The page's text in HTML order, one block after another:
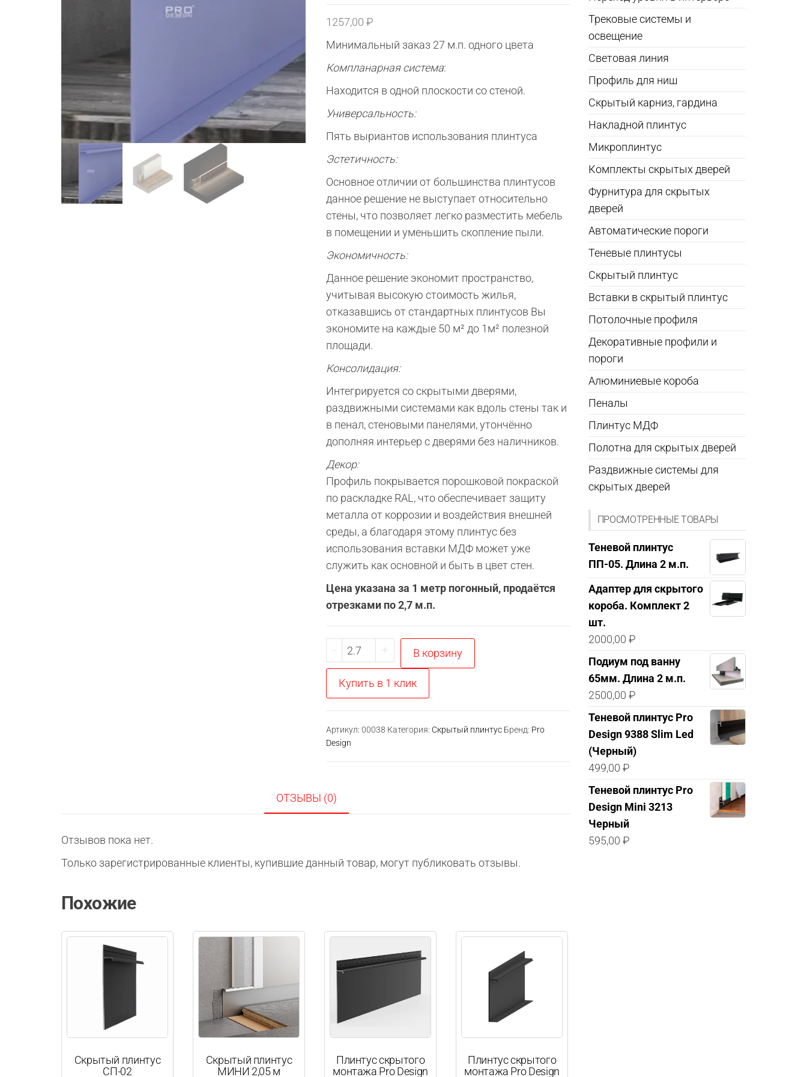
1257,00 ₽
Минимальный заказ 27 м.п. одного цвета
Компланарная система:
Находится в одной плоскости со стеной.
Универсальность:
Пять выриантов использования плинтуса
Эстетичность:
Основное отличии от большинства плинтусов
данное решение не выступает относительно
стены, что позволяет легко разместить мебель
в помещении и уменьшить скопление пыли.
Экономичность:
Данное решение экономит пространство,
учитывая высокую стоимость жилья,
отказавшись от стандартных плинтусов Вы
экономите на каждые 50 м² до 1м² полезной
площади.
Консолидация:
Интегрируется со скрытыми дверями,
раздвижными системами как вдоль стены так и
в пенал, стеновыми панелями, утончённо
дополняя интерьер с дверями без наличников.
Декор:
Профиль покрывается порошковой покраской
по раскладке RAL, что обеспечивает защиту
металла от коррозии и воздействия внешней
среды, а благодаря этому плинтус без
использования вставки МДФ может уже
служить как основной и быть в цвет стен.
Цена указана за 1 метр погонный, продаётся
отрезками по 2,7 м.п.
-
Количество
товара
Плинтус
скрытого
Pro
Design
по
+ В корзину
Купить в 1 клик
Артикул: 00038 Категория: Скрытый плинтус Бренд: Pro
Design
ОТЗЫВЫ (0)
Отзывов пока нет.
Только зарегистрированные клиенты, купившие данный товар, могут публиковать отзывы.
Похожие
Скрытый плинтус
СП-02
Скрытый плинтус
МИНИ 2,05 м
Плинтус скрытого
монтажа Pro Design
Плинтус скрытого
монтажа Pro Design
Трековые системы и
освещение
Световая линия
Профиль для ниш
Скрытый карниз, гардина
Накладной плинтус
Микроплинтус
Комплекты скрытых дверей
Фурнитура для скрытых
дверей
Автоматические пороги
Теневые плинтусы
Скрытый плинтус
Вставки в скрытый плинтус
Потолочные профиля
Декоративные профили и
пороги
Алюминиевые короба
Пеналы
Плинтус МДФ
Полотна для скрытых дверей
Раздвижные системы для
скрытых дверей
ПРОСМОТРЕННЫЕ ТОВАРЫ
Теневой плинтус
ПП-05. Длина 2 м.п.
Адаптер для скрытого
короба. Комплект 2
шт.
2000,00 ₽
Подиум под ванну
65мм. Длина 2 м.п.
2500,00 ₽
Теневой плинтус Pro
Design 9388 Slim Led
(Черный)
499,00 ₽
Теневой плинтус Pro
Design Mini 3213
Черный
595,00 ₽